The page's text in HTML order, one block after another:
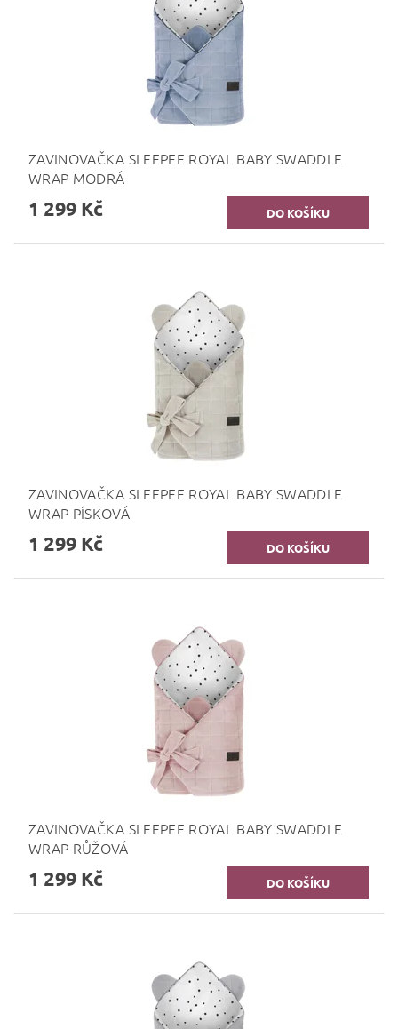
ZAVINOVAČKA SLEEPEE ROYAL BABY SWADDLE
WRAP MODRÁ
1 299 Kč
ZAVINOVAČKA SLEEPEE ROYAL BABY SWADDLE
WRAP PÍSKOVÁ
1 299 Kč
ZAVINOVAČKA SLEEPEE ROYAL BABY SWADDLE
WRAP RŮŽOVÁ
1 299 Kč